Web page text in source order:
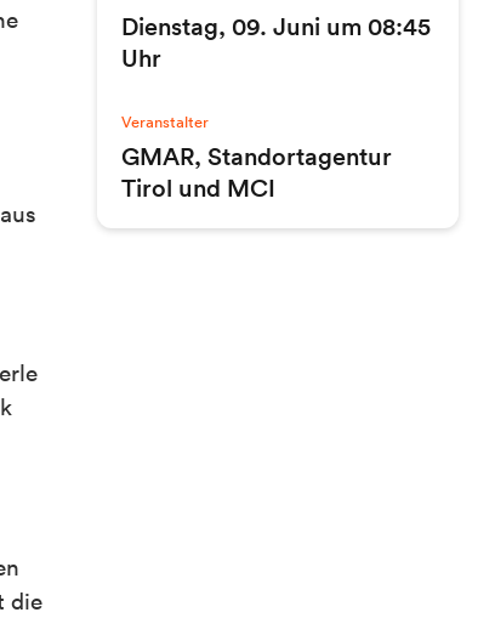
die
Dienstag, 09. Juni um 08:45
Uhr
Veranstalter
GMAR, Standortagentur
Tirol und MCI